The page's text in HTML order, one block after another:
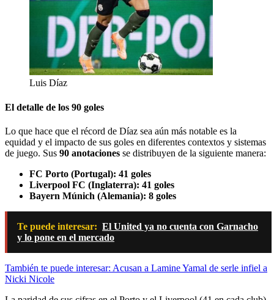
Luis Díaz
El detalle de los 90 goles
Lo que hace que el récord de Díaz sea aún más notable es la
equidad y el impacto de sus goles en diferentes contextos y sistemas
de juego. Sus 90 anotaciones se distribuyen de la siguiente manera:
FC Porto (Portugal): 41 goles
Liverpool FC (Inglaterra): 41 goles
Bayern Múnich (Alemania): 8 goles
Te puede interesar: El United ya no cuenta con Garnacho
y lo pone en el mercado
También te puede interesar: Acusan a Lamine Yamal de serle infiel a
Nicki Nicole